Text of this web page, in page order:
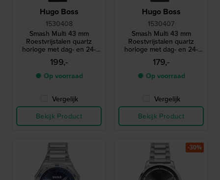
Hugo Boss
1530408
Smash Multi 43 mm
Roestvrijstalen quartz
horloge met dag- en 24-
uurs wijzerplaat
199,-
● Op voorraad
Vergelijk
Bekijk Product
Hugo Boss
1530407
Smash Multi 43 mm
Roestvrijstalen quartz
horloge met dag- en 24-
uurs wijzerplaat
179,-
● Op voorraad
Vergelijk
Bekijk Product
-30%